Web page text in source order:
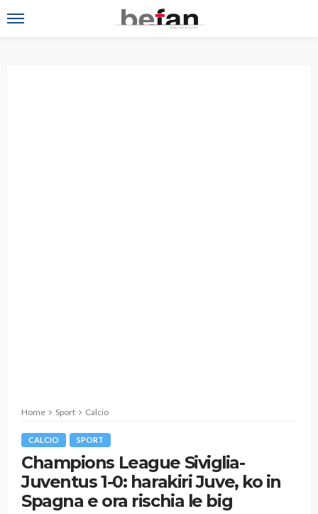
Home Sport Calcio
CALCIO SPORT
Champions League Siviglia-
Juventus 1-0: harakiri Juve, ko in
Spagna e ora rischia le big